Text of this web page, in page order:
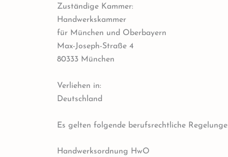
Zuständige Kammer:
Handwerkskammer
für München und Oberbayern
Max-Joseph-Straße 4
80333 München
Verliehen in:
Deutschland
Es gelten folgende berufsrechtliche
Handwerksordnung HwO